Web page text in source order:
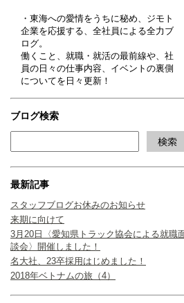
・東海への愛情をうちに秘め、ジモト
企業を応援する、全社員による全力ブ
ログ。
働くこと、就職・就活の最前線や、社
員の日々の仕事内容、イベントの裏側
についてを日々更新！
ブログ検索
最新記事
スタッフブログお休みのお知らせ
来期に向けて
3月20日〈愛知県トラック協会による就職
談会〉開催しました！
名大社、23卒採用はじめました！
2018年ベトナムの旅（4）